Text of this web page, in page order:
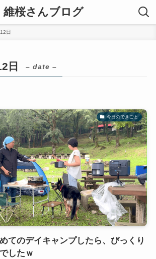
維桜さんブログ
12日
日 – date –
今日のできごと
てのデイキャンプしたら、びっくり
したｗ